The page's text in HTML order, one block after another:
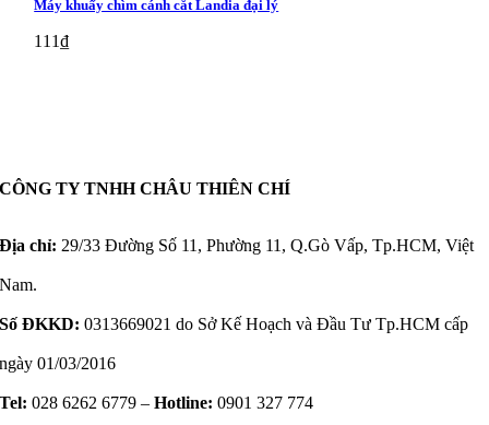
Máy khuấy chìm cánh cắt Landia đại lý
111₫
CÔNG TY TNHH CHÂU THIÊN CHÍ
Địa chỉ: 29/33 Đường Số 11, Phường 11, Q.Gò Vấp, Tp.HCM, Việt
Nam.
Số ĐKKD: 0313669021 do Sở Kế Hoạch và Đầu Tư Tp.HCM cấp
ngày 01/03/2016
Tel: 028 6262 6779 –Hotline: 0901 327 774